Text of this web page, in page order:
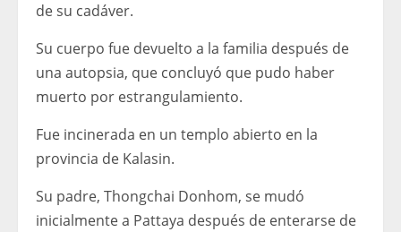
de su cadáver.
Su cuerpo fue devuelto a la familia después de
una autopsia, que concluyó que pudo haber
muerto por estrangulamiento.
Fue incinerada en un templo abierto en la
provincia de Kalasin.
Su padre, Thongchai Donhom, se mudó
inicialmente a Pattaya después de enterarse de